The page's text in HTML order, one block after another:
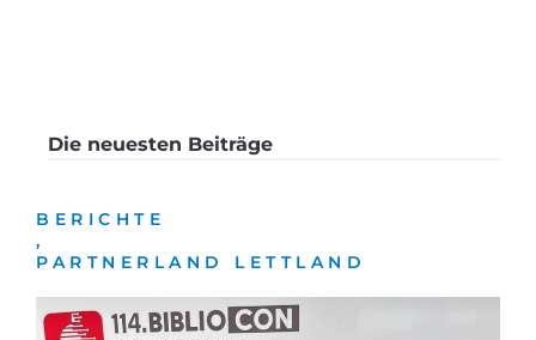
Die neuesten Beiträge
BERICHTE
,
PARTNERLAND LETTLAND